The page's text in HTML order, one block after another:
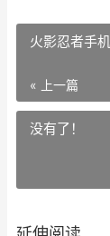
火影忍者手
« 上一篇
没有了！